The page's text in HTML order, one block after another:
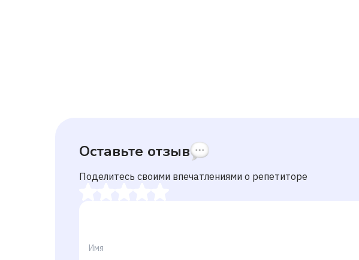
Оставьте отзыв
Поделитесь своими впечатлениями о репетиторе